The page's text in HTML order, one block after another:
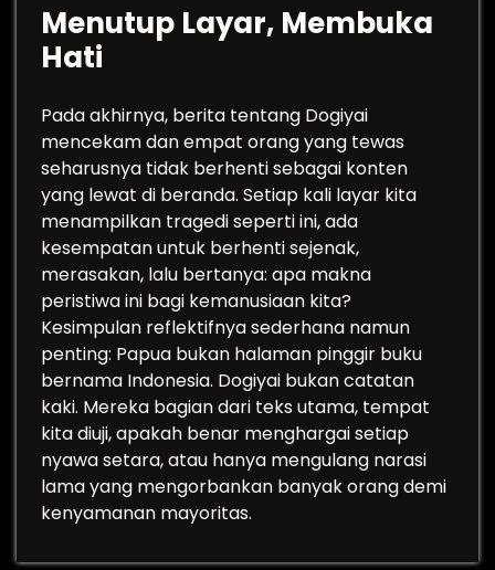
Menutup Layar, Membuka
Hati
Pada akhirnya, berita tentang Dogiyai
mencekam dan empat orang yang tewas
seharusnya tidak berhenti sebagai konten
yang lewat di beranda. Setiap kali layar kita
menampilkan tragedi seperti ini, ada
kesempatan untuk berhenti sejenak,
merasakan, lalu bertanya: apa makna
peristiwa ini bagi kemanusiaan kita?
Kesimpulan reflektifnya sederhana namun
penting: Papua bukan halaman pinggir buku
bernama Indonesia. Dogiyai bukan catatan
kaki. Mereka bagian dari teks utama, tempat
kita diuji, apakah benar menghargai setiap
nyawa setara, atau hanya mengulang narasi
lama yang mengorbankan banyak orang demi
kenyamanan mayoritas.